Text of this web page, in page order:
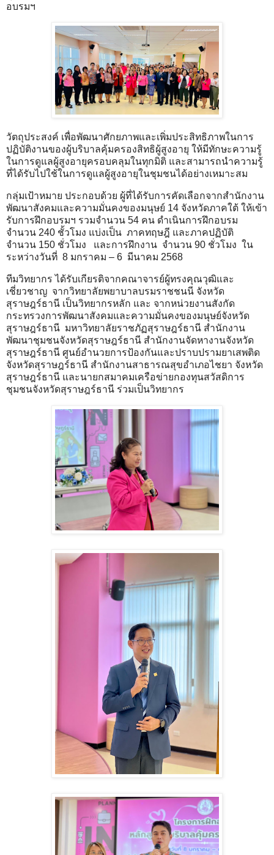
อบรมฯ
วัตถุประสงค์ เพื่อพัฒนาศักยภาพและเพิ่มประสิทธิภาพในการ
ปฏิบัติงานของผู้บริบาลคุ้มครองสิทธิผู้สูงอายุ ให้มีทักษะความรู้
ในการดูแลผู้สูงอายุครอบคลุมในทุกมิติ และสามารถนำความรู้
ที่ได้รับไปใช้ในการดูแลผู้สูงอายุในชุมชนได้อย่างเหมาะสม
กลุ่มเป้าหมาย ประกอบด้วย ผู้ที่ได้รับการคัดเลือกจากสำนักงาน
พัฒนาสังคมและความมั่นคงของมนุษย์ 14 จังหวัดภาคใต้ ให้เข้า
รับการฝึกอบรมฯ รวมจำนวน 54 คน ดำเนินการฝึกอบรม
จำนวน 240 ชั้วโมง แบ่งเป็น ภาคทฤษฎี และภาคปฏิบัติ
จำนวน 150 ชั่วโมง และการฝึกงาน จำนวน 90 ชั่วโมง ใน
ระหว่างวันที่ 8 มกราคม – 6 มีนาคม 2568
ทีมวิทยากร ได้รับเกียรติจากคณาจารย์ผู้ทรงคุณวุฒิและ
เชี่ยวชาญ จากวิทยาลัยพยาบาลบรมราชชนนี จังหวัด
สุราษฎร์ธานี เป็นวิทยากรหลัก และ จากหน่วยงานสังกัด
กระทรวงการพัฒนาสังคมและความมั่นคงของมนุษย์จังหวัด
สุราษฎร์ธานี มหาวิทยาลัยราชภัฏสุราษฎร์ธานี สำนักงาน
พัฒนาชุมชนจังหวัดสุราษฎร์ธานี สำนักงานจัดหางานจังหวัด
สุราษฎร์ธานี ศูนย์อำนวยการป้องกันและปราบปรามยาเสพติด
จังหวัดสุราษฎร์ธานี สำนักงานสาธารณสุขอำเภอไชยา จังหวัด
สุราษฎร์ธานี และนายกสมาคมเครือข่ายกองทุนสวัสดิการ
ชุมชนจังหวัดสุราษฎร์ธานี ร่วมเป็นวิทยากร